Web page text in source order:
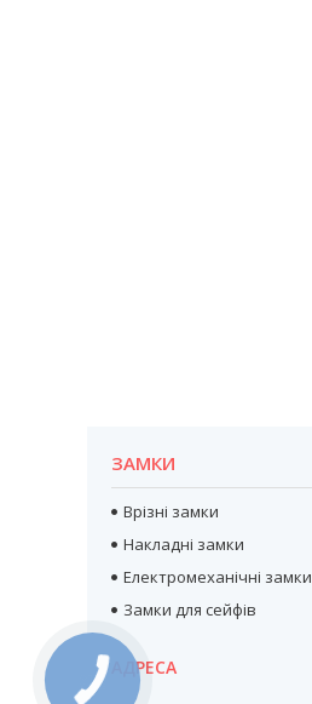
ЗАМКИ
Врізні замки
Накладні замки
Електромеханічні замки
Замки для сейфів